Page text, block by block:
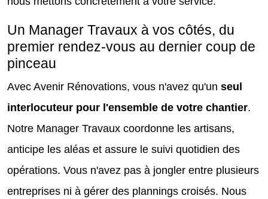
Un Manager Travaux à vos côtés, du
premier rendez-vous au dernier coup de
pinceau
Avec Avenir Rénovations, vous n'avez qu'un seul
interlocuteur pour l'ensemble de votre chantier.
Notre Manager Travaux coordonne les artisans,
anticipe les aléas et assure le suivi quotidien des
opérations. Vous n'avez pas à jongler entre plusieurs
entreprises ni à gérer des plannings croisés. Nous